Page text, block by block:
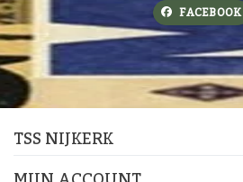
FACEBOOK
TSS NIJKERK